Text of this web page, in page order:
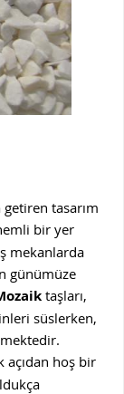
tasarım
bir yer
mekanlarda
günümüze
taşları,
süslerken,
açıdan hoş bir